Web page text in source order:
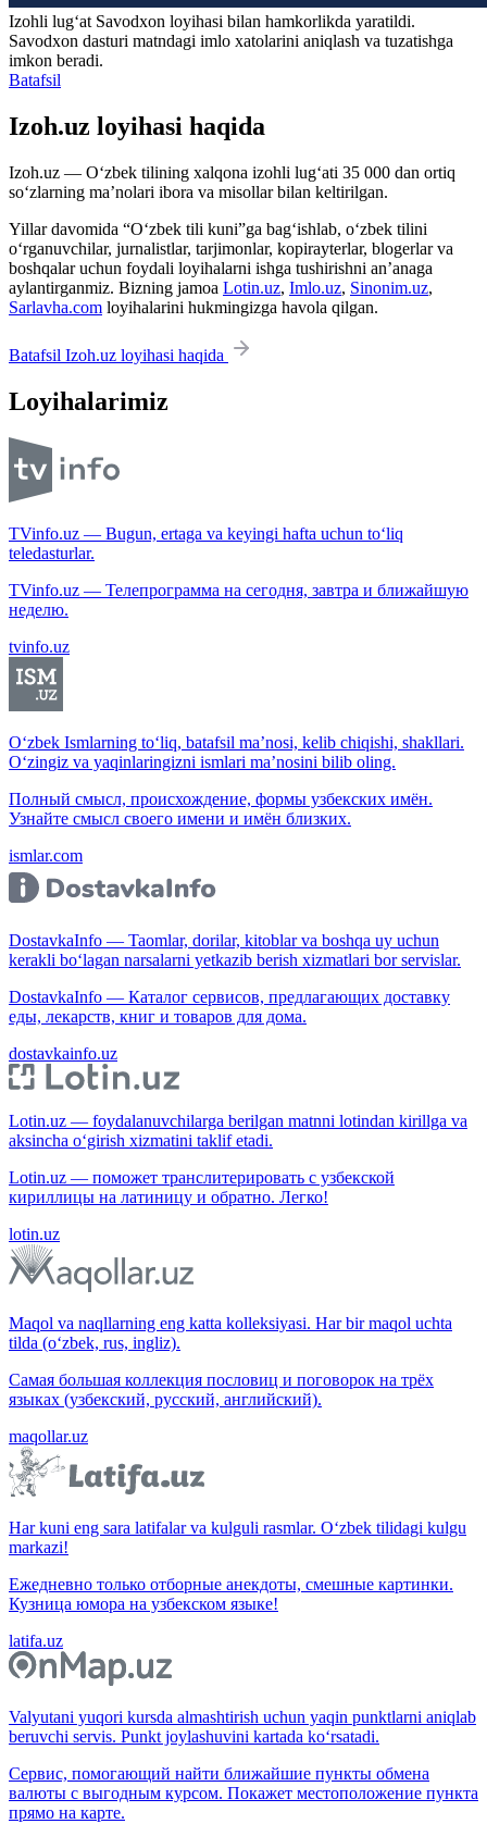
Izohli lugʻat Savodxon loyihasi bilan hamkorlikda yaratildi.
Savodxon dasturi matndagi imlo xatolarini aniqlash va tuzatishga
imkon beradi.
Batafsil
Izoh.uz loyihasi haqida
Izoh.uz — O‘zbek tilining xalqona izohli lug‘ati 35 000 dan ortiq
so‘zlarning ma’nolari ibora va misollar bilan keltirilgan.
Yillar davomida “O‘zbek tili kuni”ga bag‘ishlab, o‘zbek tilini
o‘rganuvchilar, jurnalistlar, tarjimonlar, kopirayterlar, blogerlar va
boshqalar uchun foydali loyihalarni ishga tushirishni an’anaga
aylantirganmiz. Bizning jamoa Lotin.uz, Imlo.uz, Sinonim.uz,
Sarlavha.com loyihalarini hukmingizga havola qilgan.
Batafsil Izoh.uz loyihasi haqida
Loyihalarimiz
TVinfo.uz — Bugun, ertaga va keyingi hafta uchun to‘liq
teledasturlar.
TVinfo.uz — Телепрограмма на сегодня, завтра и ближайшую
неделю.
tvinfo.uz
O‘zbek Ismlarning to‘liq, batafsil ma’nosi, kelib chiqishi, shakllari.
O‘zingiz va yaqinlaringizni ismlari ma’nosini bilib oling.
Полный смысл, происхождение, формы узбекских имён.
Узнайте смысл своего имени и имён близких.
ismlar.com
DostavkaInfo — Taomlar, dorilar, kitoblar va boshqa uy uchun
kerakli bo‘lagan narsalarni yetkazib berish xizmatlari bor servislar.
DostavkaInfo — Каталог сервисов, предлагающих доставку
еды, лекарств, книг и товаров для дома.
dostavkainfo.uz
Lotin.uz — foydalanuvchilarga berilgan matnni lotindan kirillga va
aksincha o‘girish xizmatini taklif etadi.
Lotin.uz — поможет транслитерировать с узбекской
кириллицы на латиницу и обратно. Легко!
lotin.uz
Maqol va naqllarning eng katta kolleksiyasi. Har bir maqol uchta
tilda (o‘zbek, rus, ingliz).
Самая большая коллекция пословиц и поговорок на трёх
языках (узбекский, русский, английский).
maqollar.uz
Har kuni eng sara latifalar va kulguli rasmlar. O‘zbek tilidagi kulgu
markazi!
Ежедневно только отборные анекдоты, смешные картинки.
Кузница юмора на узбекском языке!
latifa.uz
Valyutani yuqori kursda almashtirish uchun yaqin punktlarni aniqlab
beruvchi servis. Punkt joylashuvini kartada ko‘rsatadi.
Сервис, помогающий найти ближайшие пункты обмена
валюты с выгодным курсом. Покажет местоположение пункта
прямо на карте.